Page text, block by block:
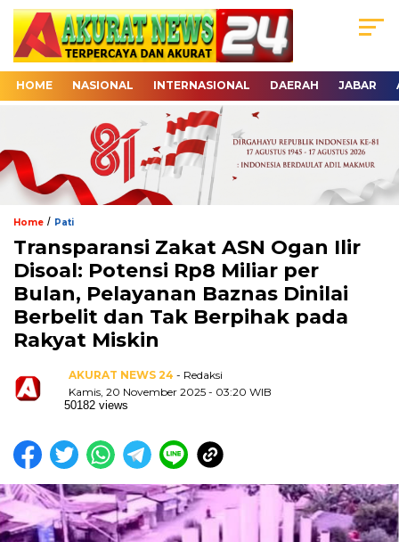
HOME NASIONAL INTERNASIONAL DAERAH JABAR
Home / Pati
Transparansi Zakat ASN Ogan Ilir
Disoal: Potensi Rp8 Miliar per
Bulan, Pelayanan Baznas Dinilai
Berbelit dan Tak Berpihak pada
Rakyat Miskin
AKURAT NEWS 24 - Redaksi
Kamis, 20 November 2025 - 03:20 WIB
50182 views